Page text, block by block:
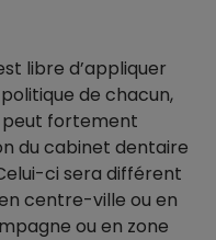
libre d’appliquer
de chacun,
peut fortement
du cabinet dentaire
ci sera différent
centre-ville ou en
ou en zone